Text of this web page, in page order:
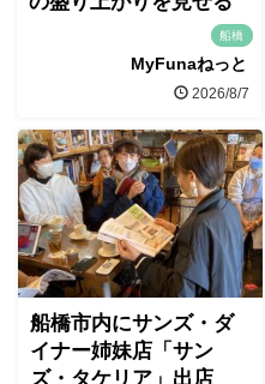
船橋
MyFunaねっと
2026/8/7
船橋市内にサンズ・ダ
イナー姉妹店「サン
ズ・タケリア」出店